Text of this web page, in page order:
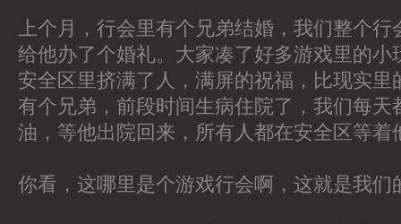
上个月，行会里有个兄弟结婚，我们整个行
给他办了个婚礼。大家凑了好多游戏里的小
安全区里挤满了人，满屏的祝福，比现实里
有个兄弟，前段时间生病住院了，我们每天
油，等他出院回来，所有人都在安全区等着
你看，这哪里是个游戏行会啊，这就是我们